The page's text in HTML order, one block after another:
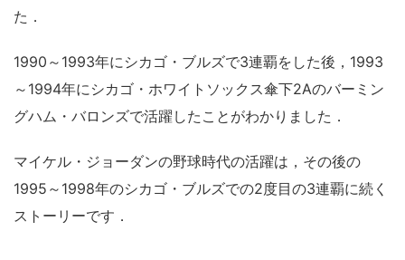
た．
1990～1993年にシカゴ・ブルズで3連覇をした後，1993
～1994年にシカゴ・ホワイトソックス傘下2Aのバーミン
グハム・バロンズで活躍したことがわかりました．
マイケル・ジョーダンの野球時代の活躍は，その後の
1995～1998年のシカゴ・ブルズでの2度目の3連覇に続く
ストーリーです．